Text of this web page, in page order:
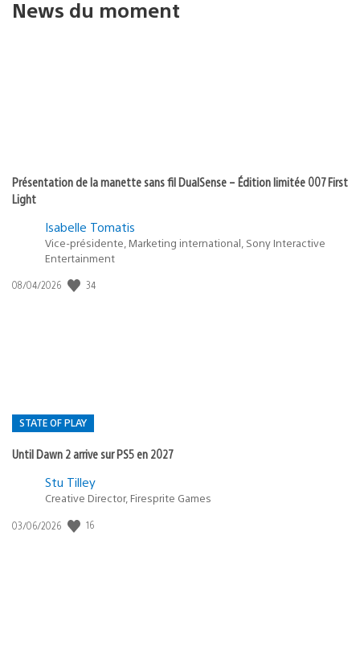
News du moment
Présentation de la manette sans fil DualSense – Édition limitée 007 First
Light
Isabelle Tomatis
Vice-présidente, Marketing international, Sony Interactive
Entertainment
Date
08/04/2026 34
STATE OF PLAY
Until Dawn 2 arrive sur PS5 en 2027
Postée
:
state
Stu Tilley
Creative Director, Firesprite Games
Date
03/06/2026 16